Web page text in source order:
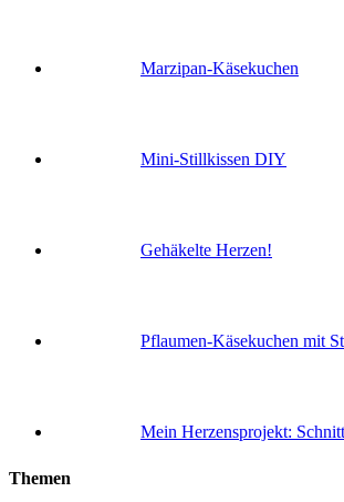
Marzipan-Käsekuchen
Mini-Stillkissen DIY
Gehäkelte Herzen!
Pflaumen-Käsekuchen mit
Mein Herzensprojekt:
Themen